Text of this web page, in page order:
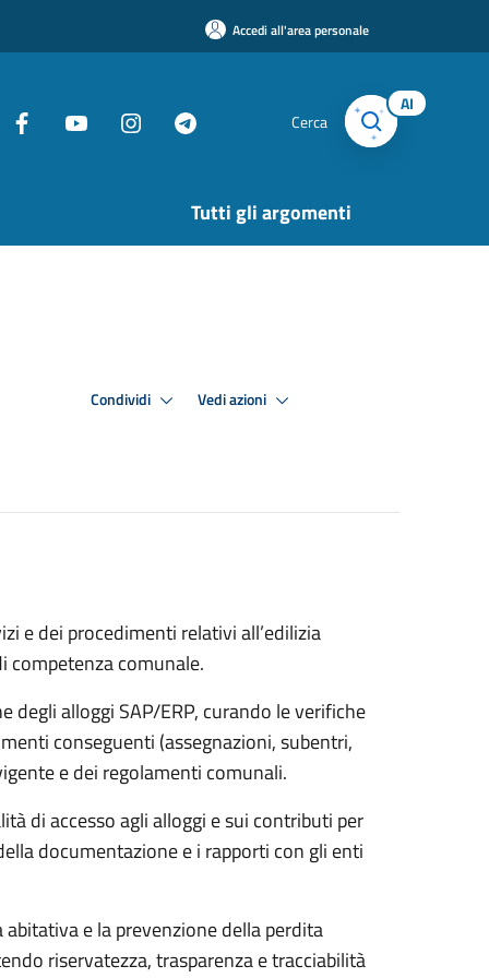
Accedi all'area personale
Cerca
AI
Tutti gli argomenti
Condividi Vedi azioni
e dei procedimenti relativi all’edilizia
competenza comunale.
degli alloggi SAP/ERP, curando le verifiche
conseguenti (assegnazioni, subentri,
e dei regolamenti comunali.
di accesso agli alloggi e sui contributi per
documentazione e i rapporti con gli enti
e la prevenzione della perdita
riservatezza, trasparenza e tracciabilità